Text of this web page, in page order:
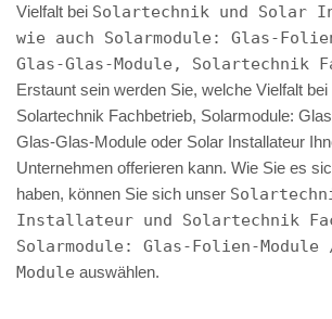
Vielfalt bei Solartechnik und Solar
wie auch Solarmodule: Glas-
Glas-Glas-Module, Solartechnik
Erstaunt sein werden Sie, welche Vielfalt
Solartechnik Fachbetrieb, Solarmodule:
Glas-Glas-Module oder Solar Installateur
Unternehmen offerieren kann. Wie Sie es
haben, können Sie sich unser
Installateur und Solartechnik
Solarmodule: Glas-Folien-
Module auswählen.